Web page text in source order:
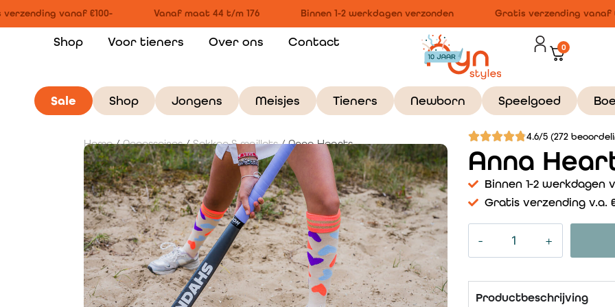
vanaf €100- Vanaf maat 44 t/m 176 Binnen 1-2 werkdagen verzonden Gratis verzending vanaf
Shop Voor tieners Over ons Contact 0
Sale Shop Jongens Meisjes Tieners Newborn Speelgoed
Home/Accessoires/Sokken & maillots/ Anna Hearts
4.6/5 (272
Anna
Binnen 1-2 werkdagen
Gratis verzending v.a.
Productbeschrijving